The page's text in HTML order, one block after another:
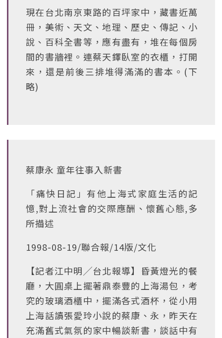
現在台北南京東路的百坪家中，藏書近萬
冊，美術、天文、地理、歷史、傳記、小
說、百科全書等，應有盡有，堆在每個房
間的書牆裡。連蔡天鐸臥室的衣櫃，打開
來，還是前後三排堆得滿滿的書本。(下
略)
蔡康永 童年往事入新書
「痛快日記」有他上海式家庭生活的記
憶,對上流社會的交際應酬、懷舊心態,多
所描述
1998-08-19/聯合報/14版/文化
【記者江中明╱台北報導】昏黃燈光的餐
廳，大圓桌上擺著鼎泰豐的上海湯包，考
究的玻璃酒櫃中，擺滿各式酒杯，從小用
上海話讀張愛玲小說的蔡康、永，昨天在
充滿舊式氣氛的家中暢談新書，談話中有